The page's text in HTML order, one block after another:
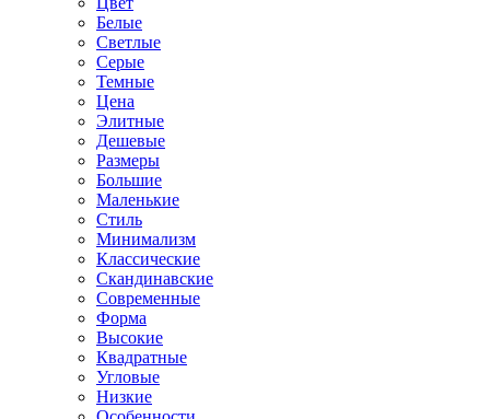
Белые
Светлые
Серые
Темные
Цена
Элитные
Дешевые
Размеры
Большие
Маленькие
Стиль
Минимализм
Классические
Скандинавские
Современные
Форма
Высокие
Квадратные
Угловые
Низкие